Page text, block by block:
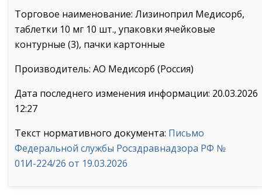
Торговое наименование: Лизиноприл Медисорб,
таблетки 10 мг 10 шт., упаковки ячейковые
контурные (3), пачки картонные
Производитель: АО Медисорб (Россия)
Дата последнего изменения информации: 20.03.2026
12:27
Текст нормативного документа: Письмо
Федеральной службы Росздравнадзора РФ №
01И-224/26 от 19.03.2026